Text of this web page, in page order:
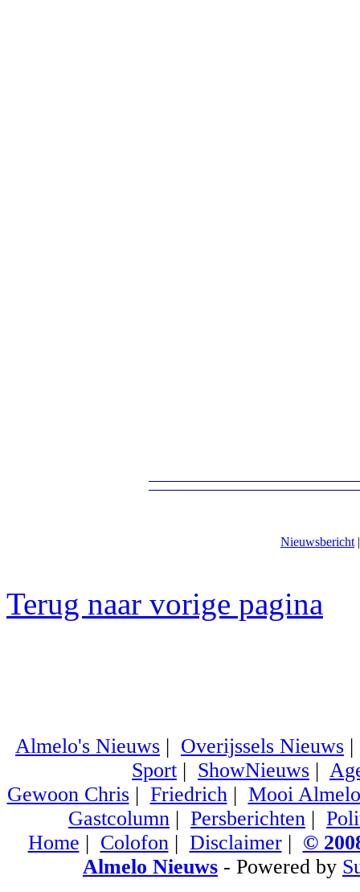
Nieuwsbericht
Terug naar vorige pagina
Almelo's Nieuws | Overijssels Nieuws
Sport | ShowNieuws |
Gewoon Chris| Friedrich| Mooi Almelo
Gastcolumn | Persberichten |
Home | Colofon| Disclaimer| ©
Almelo Nieuws - Powered by